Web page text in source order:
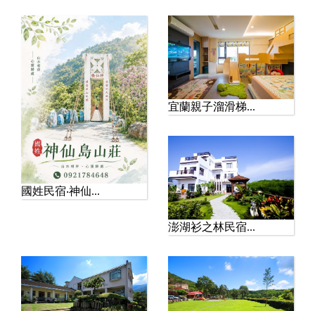
位於南投縣信義鄉的 塔塔
加遊憩區，海拔約2,610...
國姓民宿‧神仙...
宜蘭親子溜滑梯...
澎湖衫之林民宿...